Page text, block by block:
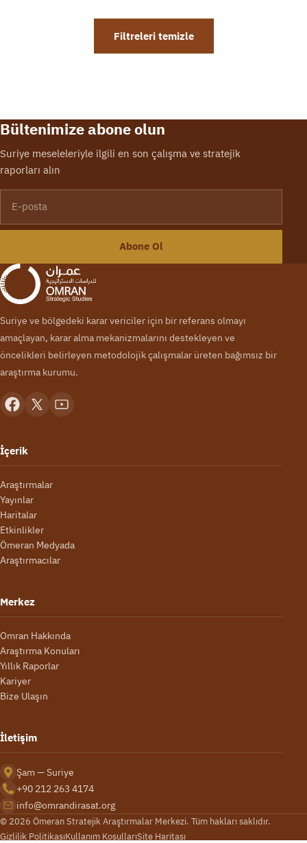
Filtreleri temizle
Bültenimize abone olun
Suriye meseleleriyle ilgili en son çalışma ve stratejik
raporları alın
Abone Ol
Suriye ve bölgedeki karar vericiler için bir referans olmayı
amaçlayan, karar alma mekanizmalarını destekleyen ve
öncelikleri belirleyen metodolojik çalışmalar üreten bağımsız bir
araştırma kurumu.
İçerik
Araştırmalar
Yayınlar
Haritalar
Etkinlikler
Ömeran Medyada
Araştırmacılar
Merkez
Omran Hakkında
Araştırma Konuları
Yıllık Raporlar
Kariyer
Bize Ulaşın
İletişim
Şam — Suriye
+90 212 263 4174
info@omrandirasat.org
© 2026 Ömeran Stratejik Araştırmalar Merkezi. Tüm hakları saklıdır.
Gizlilik PolitikasıKullanım KoşullarıSite Haritası